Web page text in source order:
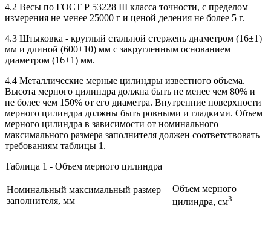
4.2 Весы по ГОСТ Р 53228 III класса точности, с пределом
измерения не менее 25000 г и ценой деления не более 5 г.
4.3 Штыковка - круглый стальной стержень диаметром (16±1)
мм и длиной (600±10) мм с закругленным основанием
диаметром (16±1) мм.
4.4 Металлические мерные цилиндры известного объема.
Высота мерного цилиндра должна быть не менее чем 80% и
не более чем 150% от его диаметра. Внутренние поверхности
мерного цилиндра должны быть ровными и гладкими. Объем
мерного цилиндра в зависимости от номинального
максимального размера заполнителя должен соответствовать
требованиям таблицы 1.
Таблица 1 - Объем мерного цилиндра
Номинальный максимальный размер
заполнителя, мм
Объем мерного
цилиндра, см3